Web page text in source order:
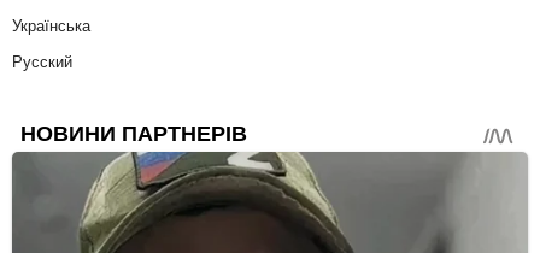
Українська
Русский